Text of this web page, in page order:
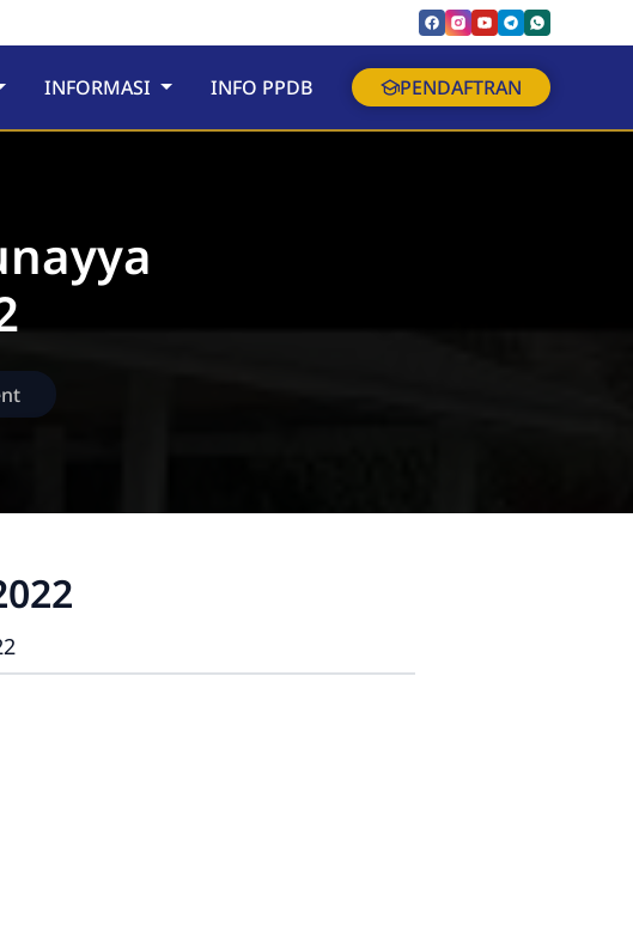
INFORMASI INFO PPDB PENDAFTRAN